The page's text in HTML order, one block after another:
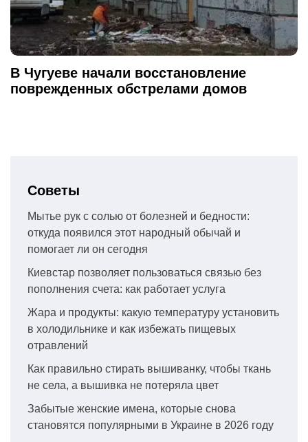
В Чугуеве начали восстановление
поврежденных обстрелами домов
Советы
Мытье рук с солью от болезней и бедности:
откуда появился этот народный обычай и
помогает ли он сегодня
Киевстар позволяет пользоваться связью без
пополнения счета: как работает услуга
Жара и продукты: какую температуру установить
в холодильнике и как избежать пищевых
отравлений
Как правильно стирать вышиванку, чтобы ткань
не села, а вышивка не потеряла цвет
Забытые женские имена, которые снова
становятся популярными в Украине в 2026 году